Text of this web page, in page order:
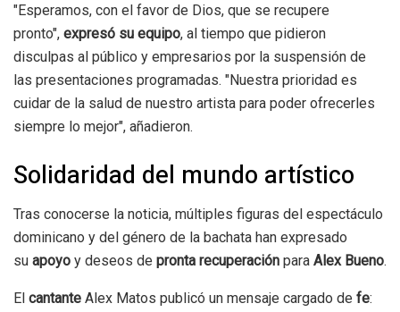
"Esperamos, con el favor de Dios, que se recupere
pronto", expresó su equipo, al tiempo que pidieron
disculpas al público y empresarios por la suspensión de
las presentaciones programadas. "Nuestra prioridad es
cuidar de la salud de nuestro artista para poder ofrecerles
siempre lo mejor", añadieron.
Solidaridad del mundo artístico
Tras conocerse la noticia, múltiples figuras del espectáculo
dominicano y del género de la bachata han expresado
su apoyo y deseos de pronta recuperación para Alex Bueno.
El cantante Alex Matos publicó un mensaje cargado de fe: